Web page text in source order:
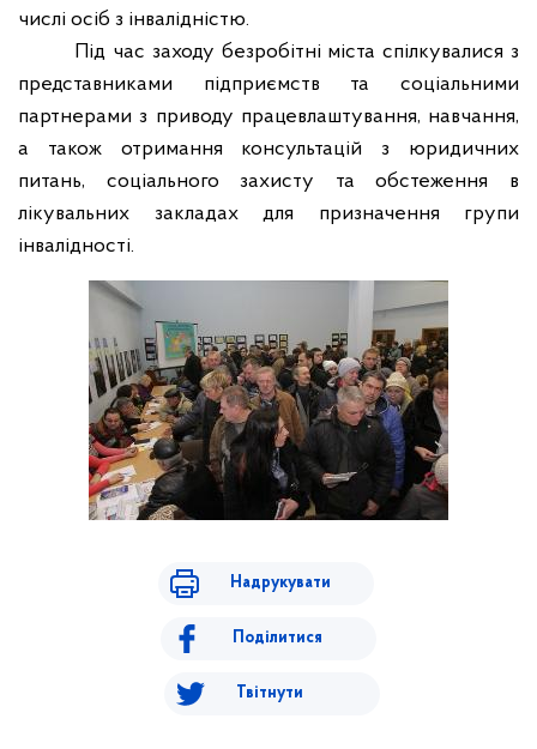
числі осіб з інвалідністю.
Під час заходу безробітні міста спілкувалися з
представниками підприємств та соціальними
партнерами з приводу працевлаштування, навчання,
а також отримання консультацій з юридичних
питань, соціального захисту та обстеження в
лікувальних закладах для призначення групи
інвалідності.
Надрукувати
Поділитися
Твітнути